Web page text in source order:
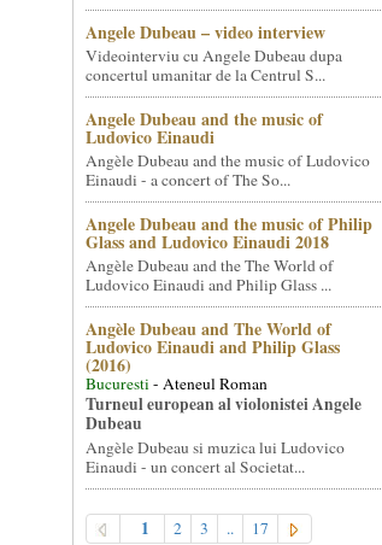
Angele Dubeau – video interview
Videointerviu cu Angele Dubeau dupa
concertul umanitar de la Centrul S...
Angele Dubeau and the music of
Ludovico Einaudi
Angèle Dubeau and the music of Ludovico
Einaudi - a concert of The So...
Angele Dubeau and the music of Philip
Glass and Ludovico Einaudi 2018
Angèle Dubeau and the The World of
Ludovico Einaudi and Philip Glass ...
Angèle Dubeau and The World of
Ludovico Einaudi and Philip Glass
(2016)
Bucuresti- Ateneul Roman
Turneul european al violonistei Angele
Dubeau
Angèle Dubeau si muzica lui Ludovico
Einaudi - un concert al Societat...
1 2 3 .. 17